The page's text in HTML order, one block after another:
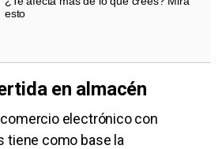
esto
en almacén
electrónico con
tiene como base la